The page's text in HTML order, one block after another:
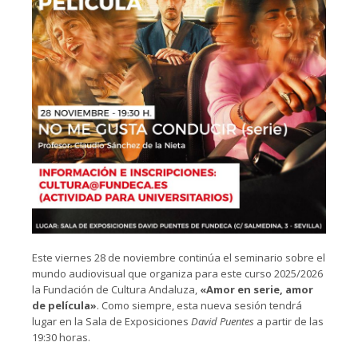
Este viernes 28 de noviembre continúa el seminario sobre el
mundo audiovisual que organiza para este curso 2025/2026
la Fundación de Cultura Andaluza, «Amor en serie, amor
de película». Como siempre, esta nueva sesión tendrá
lugar en la Sala de Exposiciones David Puentes a partir de las
19:30 horas.